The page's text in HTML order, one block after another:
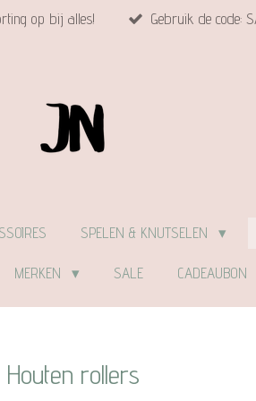
op bij alles! Gebruik de code:
SPELEN & KNUTSELEN
MERKEN SALE CADEAUBON
Houten rollers